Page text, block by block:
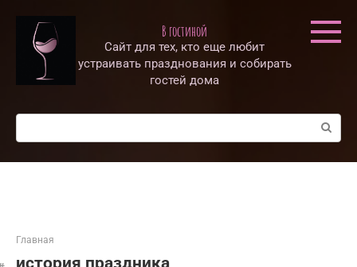
контенту
В гостиной
Сайт для тех, кто еще любит
устраивать празднования и собирать
гостей дома
Поиск:
Главная
история праздника